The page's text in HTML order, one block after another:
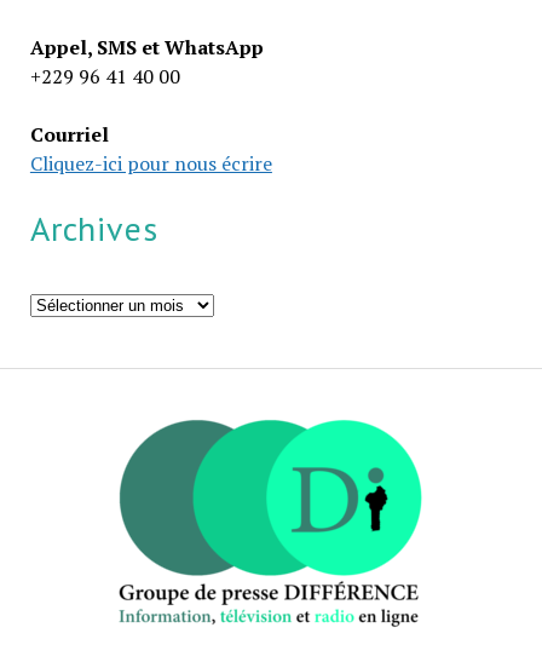
Appel, SMS et WhatsApp
+229 96 41 40 00
Courriel
Cliquez-ici pour nous écrire
Archives
Archives